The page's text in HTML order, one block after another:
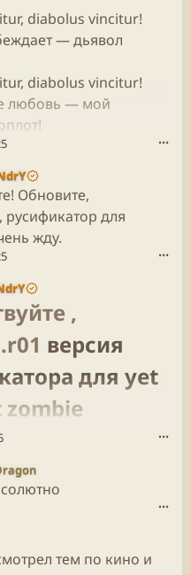
diabolus vincitur!
— дьявол
diabolus vincitur!
любовь — мой
•••
e
d
p
a
а
п
а
(
р
л
Обновите,
русификатор для
жду.
•••
o
r
m
e
н
а
а
)
,
версия
для yet
не работает и
игры
•••
•••
тем по кино и